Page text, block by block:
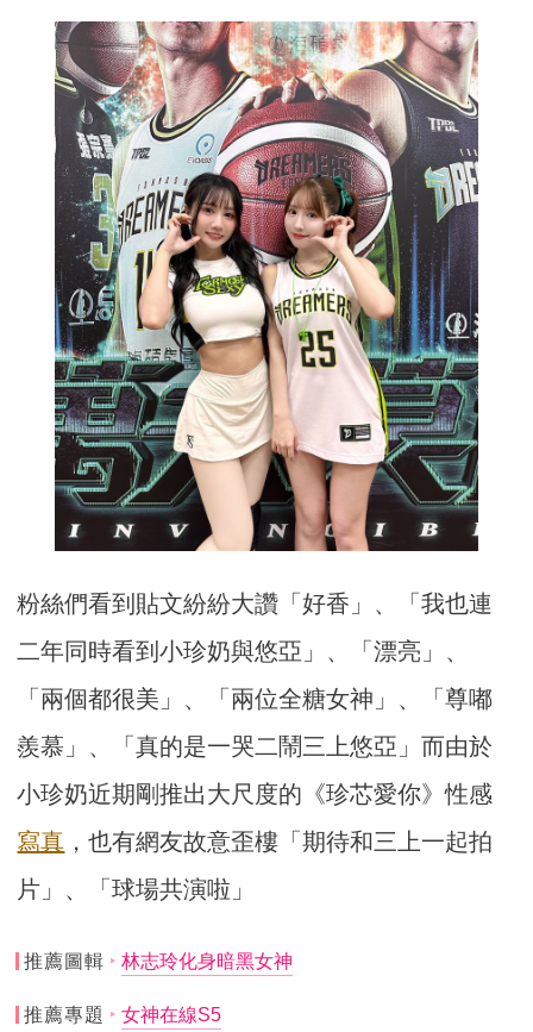
粉絲們看到貼文紛紛大讚「好香」、「我也連
二年同時看到小珍奶與悠亞」、「漂亮」、
「兩個都很美」、「兩位全糖女神」、「尊嘟
羨慕」、「真的是一哭二鬧三上悠亞」而由於
小珍奶近期剛推出大尺度的《珍芯愛你》性感
寫真 ，也有網友故意歪樓「期待和三上一起拍
片」、「球場共演啦」
推薦圖輯 林志玲化身暗黑女神
推薦專題 女神在線S5